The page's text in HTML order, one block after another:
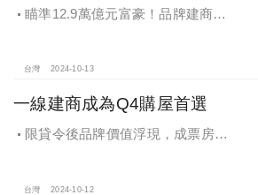
瞄準12.9萬億元富豪！品牌建商聯
台灣 2024-10-13
一線建商成為Q4購屋首選
限貸令後品牌價值浮現，成票房保
台灣 2024-10-12